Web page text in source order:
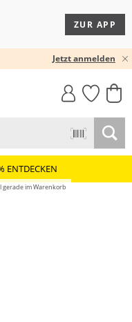
ZUR APP
Jetzt anmelden
MUST-HAVE
ENTDECKEN
gerade im Warenkorb